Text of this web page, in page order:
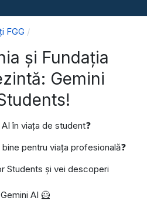
FGG
și Fundația
Gemini
în viața de student❓
pentru viața profesională❓
Students și vei descoperi
AI 🦸